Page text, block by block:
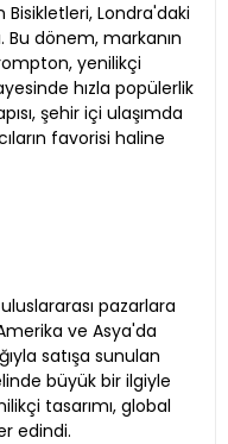
Bisikletleri, Londra'daki
Bu dönem, markanın
yenilikçi
hızla popülerlik
şehir içi ulaşımda
favorisi haline
pazarlara
ve Asya'da
satışa sunulan
büyük bir ilgiyle
tasarımı, global
edindi.